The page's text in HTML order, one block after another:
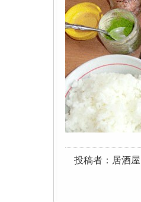
投稿者：居酒